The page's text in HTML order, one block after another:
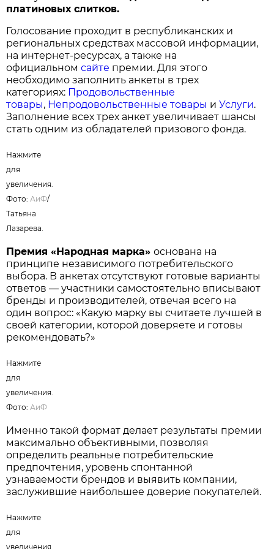
платиновых слитков.
Голосование проходит в республиканских и
региональных средствах массовой информации,
на интернет-ресурсах, а также на
официальномсайте премии. Для этого
необходимо заполнить анкеты в трех
категориях: Продовольственные
товары, Непродовольственные товары иУслуги.
Заполнение всех трех анкет увеличивает шансы
стать одним из обладателей призового фонда.
Нажмите для увеличения. Фото:АиФ/Татьяна Лазарева.
принципе независимого потребительского
выбора. В анкетах отсутствуют готовые варианты
бренды и производителей, отвечая всего на
один вопрос: «Какую марку вы считаете лучшей в
своей категории, которой доверяете и готовы
рекомендовать?»